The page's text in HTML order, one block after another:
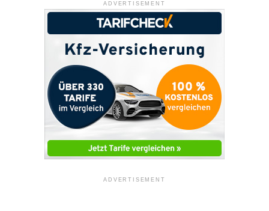
ADVERTISEMENT
ADVERTISEMENT